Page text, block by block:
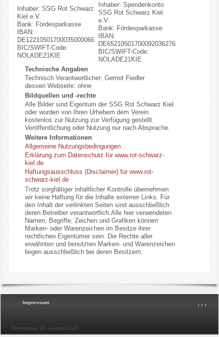
Inhaber: SSG Rot Schwarz
Kiel e.V.
Bank: Fördesparkasse
IBAN:
DE12210501700035000066
BIC/SWIFT-Code:
NOLADE21KIE
Inhaber: Spendenkonto
SSG Rot Schwarz Kiel
e.V.
Bank: Fördesparkasse
IBAN:
DE65210501700092036276
BIC/SWIFT-Code:
NOLADE21KIE
Technische Angaben
Technisch Verantwortlicher: Gernot Fiedler
dessen Webseite: ohne
Bildquellen und -rechte
Alle Bilder sind Eigentum der SSG Rot Schwarz Kiel
oder wurden von Ihren Urhebern dem Verein
kostenlos zur Nutzung zur Verfügung gestellt.
Veröffentlichung oder Nutzung nur nach Absprache.
Weitere Informationen
Allgemeine Nutzungsbedingungen
Erklärung zum Datenschutz für www.rot-schwarz-
kiel.de
Haftungsausschluss (Disclaimer) für www.rot-
schwarz-kiel.de
Trotz sorgfältiger inhaltlicher Kontrolle übernehmen
wir keine Haftung für die Inhalte externer Links. Für
den Inhalt der verlinkten Seiten sind ausschließlich
deren Betreiber verantwortlich.Alle hier verwendeten
Namen, Begriffe, Zeichen und Grafiken können
Marken- oder Warenzeichen im Besitze ihrer
rechtlichen Eigentümer sein. Die Rechte aller
erwähnten und benutzten Marken- und Warenzeichen
liegen ausschließlich bei deren Besitzern.
↑↑↑
Impressum
Donnerstag, 06. August 2026